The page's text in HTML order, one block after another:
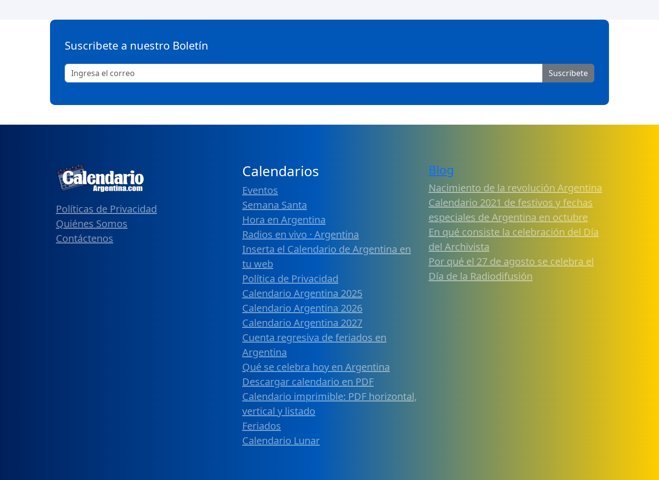
Suscribete a nuestro Boletín
Suscribete
Políticas de Privacidad
Quiénes Somos
Contáctenos
Calendarios
Eventos
Semana Santa
Hora en Argentina
Radios en vivo · Argentina
Inserta el Calendario de Argentina en
tu web
Política de Privacidad
Calendario Argentina 2025
Calendario Argentina 2026
Calendario Argentina 2027
Cuenta regresiva de feriados en
Argentina
Qué se celebra hoy en Argentina
Descargar calendario en PDF
Calendario imprimible: PDF horizontal,
vertical y listado
Feriados
Calendario Lunar
Blog
Nacimiento de la revolución Argentina
Calendario 2021 de festivos y fechas
especiales de Argentina en octubre
En qué consiste la celebración del Día
del Archivista
Por qué el 27 de agosto se celebra el
Día de la Radiodifusión